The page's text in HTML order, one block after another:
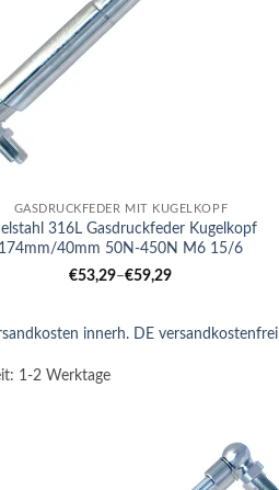
GASDRUCKFEDER MIT KUGELKOPF
316L Gasdruckfeder Kugelkopf
174mm/40mm 50N-450N M6 15/6
€53,29–€59,29
innerh. DE versandkostenfrei
1-2 Werktage